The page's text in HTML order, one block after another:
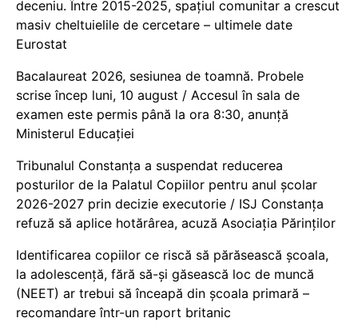
deceniu. Între 2015-2025, spațiul comunitar a crescut
masiv cheltuielile de cercetare – ultimele date
Eurostat
Bacalaureat 2026, sesiunea de toamnă. Probele
scrise încep luni, 10 august / Accesul în sala de
examen este permis până la ora 8:30, anunță
Ministerul Educației
Tribunalul Constanța a suspendat reducerea
posturilor de la Palatul Copiilor pentru anul școlar
2026-2027 prin decizie executorie / ISJ Constanța
refuză să aplice hotărârea, acuză Asociația Părinților
Identificarea copiilor ce riscă să părăsească școala,
la adolescență, fără să-și găsească loc de muncă
(NEET) ar trebui să înceapă din școala primară –
recomandare într-un raport britanic